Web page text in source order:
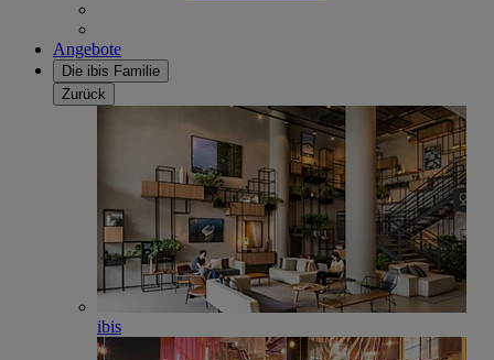
Angebote
Die ibis Familie
Zurück
ibis